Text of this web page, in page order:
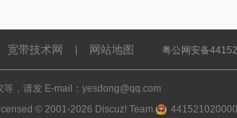
宽带技术网 网站地图 粤公网安备
等，请发 E-mail：yesdong@qq.com
© 2001-2026 Discuz! Team.